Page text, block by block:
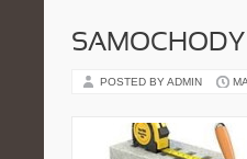
SAMOCHODY
POSTED BY ADMIN